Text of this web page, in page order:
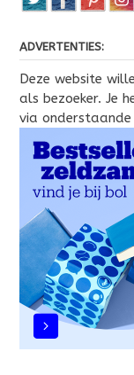
ADVERTENTIES:
Deze website
als bezoeker. Je
via onderstaande